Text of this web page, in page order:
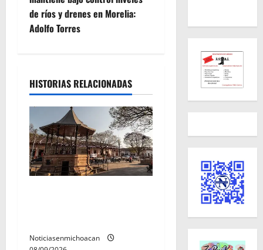
a
i
ó
n
d
e
de ríos y drenes en Morelia:
Adolfo Torres
HISTORIAS RELACIONADAS
Noticiasenmichoacan